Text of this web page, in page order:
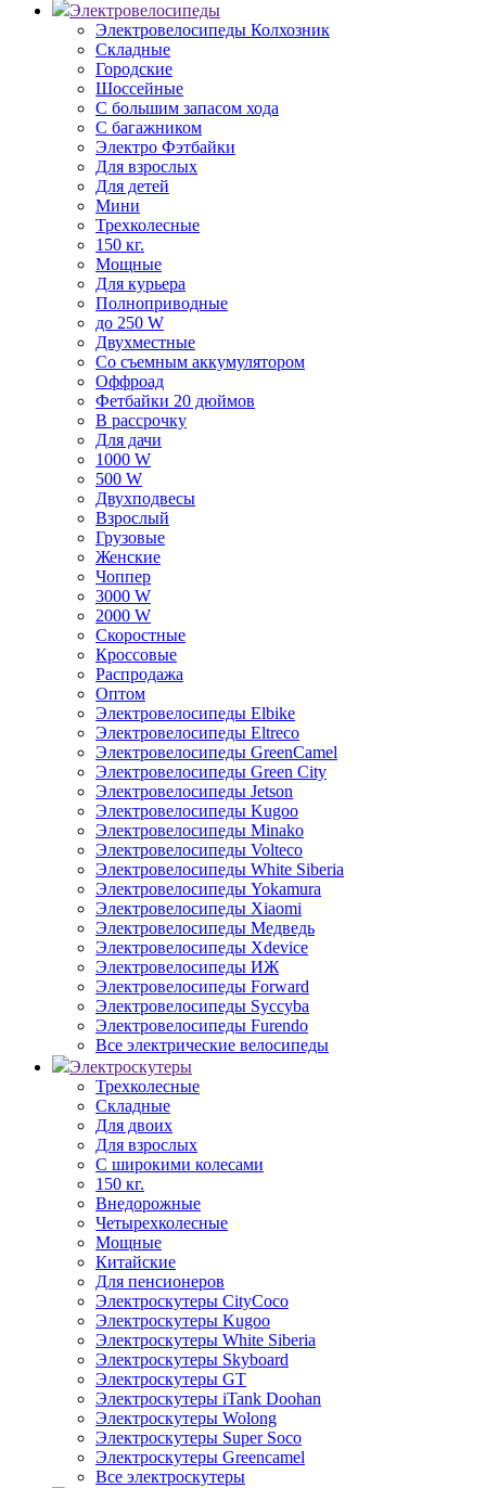
Электровелосипеды
Электровелосипеды Колхозник
Складные
Городские
Шоссейные
С большим запасом хода
С багажником
Электро Фэтбайки
Для взрослых
Для детей
Мини
Трехколесные
150 кг.
Мощные
Для курьера
Полноприводные
до 250 W
Двухместные
Со съемным аккумулятором
Оффроад
Фетбайки 20 дюймов
В рассрочку
Для дачи
1000 W
500 W
Двухподвесы
Взрослый
Грузовые
Женские
Чоппер
3000 W
2000 W
Скоростные
Кроссовые
Распродажа
Оптом
Электровелосипеды Elbike
Электровелосипеды Eltreco
Электровелосипеды GreenCamel
Электровелосипеды Green City
Электровелосипеды Jetson
Электровелосипеды Kugoo
Электровелосипеды Minako
Электровелосипеды Volteco
Электровелосипеды White Siberia
Электровелосипеды Yokamura
Электровелосипеды Xiaomi
Электровелосипеды Медведь
Электровелосипеды Xdevice
Электровелосипеды ИЖ
Электровелосипеды Forward
Электровелосипеды Syccyba
Электровелосипеды Furendo
Все электрические велосипеды
Электроскутеры
Трехколесные
Складные
Для двоих
Для взрослых
С широкими колесами
150 кг.
Внедорожные
Четырехколесные
Мощные
Китайские
Для пенсионеров
Электроскутеры CityCoco
Электроскутеры Kugoo
Электроскутеры White Siberia
Электроскутеры Skyboard
Электроскутеры GT
Электроскутеры iTank Doohan
Электроскутеры Wolong
Электроскутеры Super Soco
Электроскутеры Greencamel
Все электроскутеры